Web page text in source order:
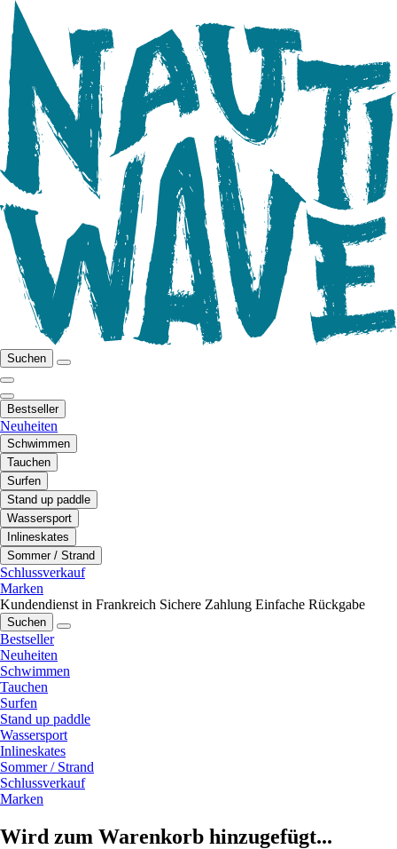
Suchen
Bestseller
Neuheiten
Schwimmen
Tauchen
Surfen
Stand up paddle
Wassersport
Inlineskates
Sommer / Strand
Schlussverkauf
Marken
Kundendienst in Frankreich Sichere Zahlung Einfache Rückgabe
Suchen
Bestseller
Neuheiten
Schwimmen
Tauchen
Surfen
Stand up paddle
Wassersport
Inlineskates
Sommer / Strand
Schlussverkauf
Marken
Wird zum Warenkorb hinzugefügt...